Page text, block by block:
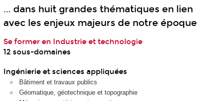
... dans huit grandes thématiques en lien
avec les enjeux majeurs de notre époque
Se former en Industrie et technologie
12 sous-domaines
Ingénierie et sciences appliquées
Bâtiment et travaux publics
Géomatique, géotechnique et topographie